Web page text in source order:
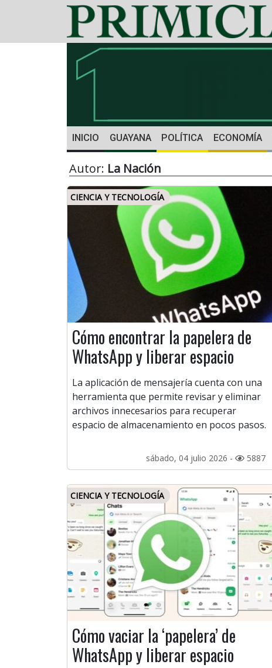
INICIO GUAYANA POLÍTICA ECONOMÍA
Autor: La Nación
CIENCIA Y TECNOLOGÍA
Cómo encontrar la papelera de
WhatsApp y liberar espacio
La aplicación de mensajería cuenta con una
herramienta que permite revisar y eliminar
archivos innecesarios para recuperar
espacio de almacenamiento en pocos pasos.
sábado, 04 julio 2026 - 5887
CIENCIA Y TECNOLOGÍA
Cómo vaciar la ‘papelera’ de
WhatsApp y liberar espacio